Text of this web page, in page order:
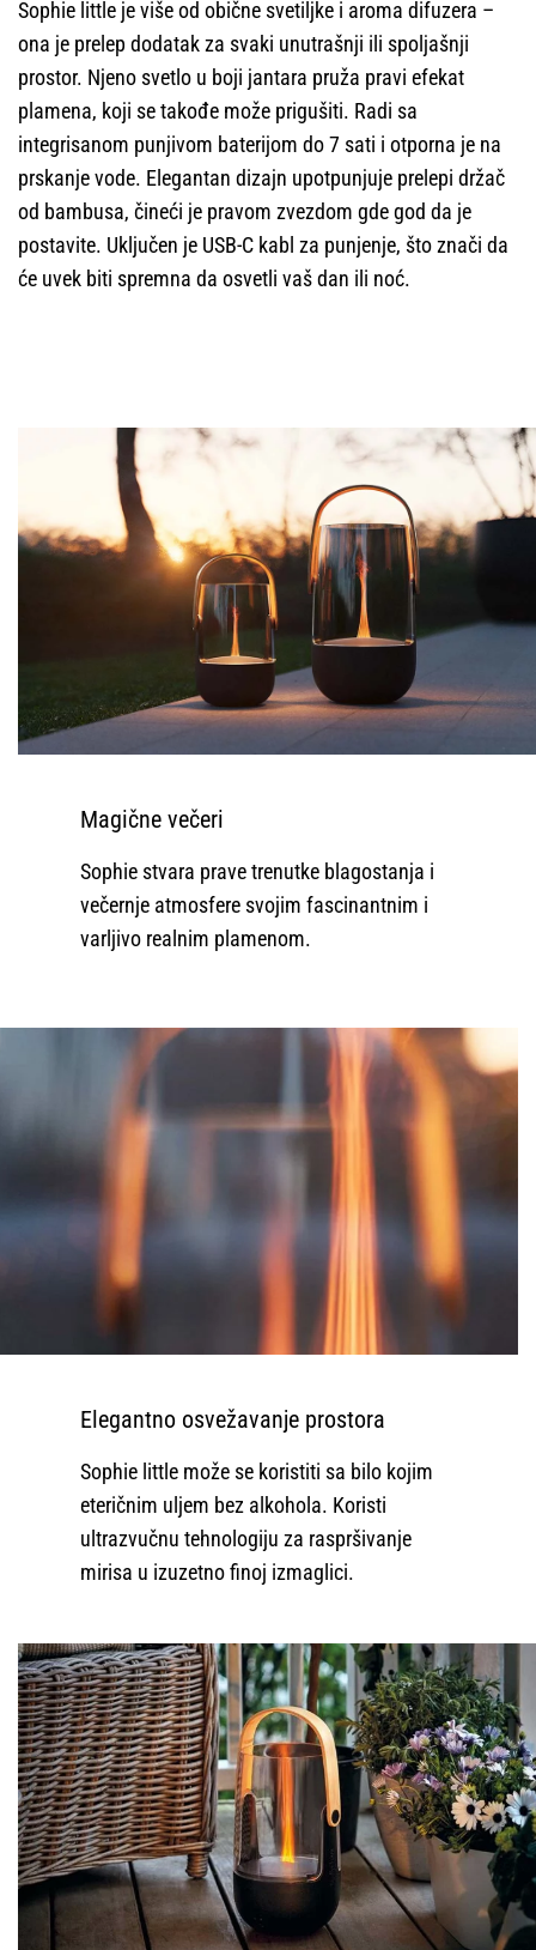
Sophie little je više od obične svetiljke i aroma difuzera –
ona je prelep dodatak za svaki unutrašnji ili spoljašnji
prostor. Njeno svetlo u boji jantara pruža pravi efekat
plamena, koji se takođe može prigušiti. Radi sa
integrisanom punjivom baterijom do 7 sati i otporna je na
prskanje vode. Elegantan dizajn upotpunjuje prelepi držač
od bambusa, čineći je pravom zvezdom gde god da je
postavite. Uključen je USB-C kabl za punjenje, što znači da
će uvek biti spremna da osvetli vaš dan ili noć.
Magične večeri
Sophie stvara prave trenutke blagostanja i
večernje atmosfere svojim fascinantnim i
varljivo realnim plamenom.
Elegantno osvežavanje prostora
Sophie little može se koristiti sa bilo kojim
eteričnim uljem bez alkohola. Koristi
ultrazvučnu tehnologiju za raspršivanje
mirisa u izuzetno finoj izmaglici.